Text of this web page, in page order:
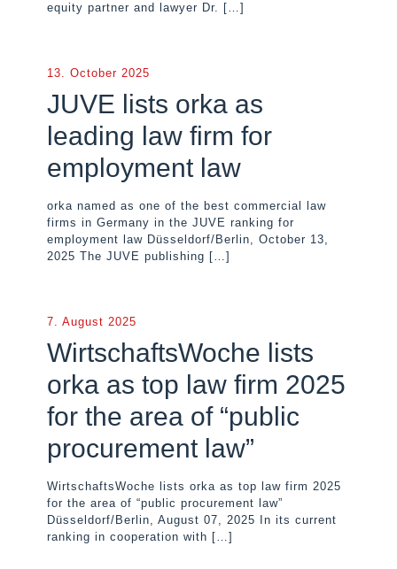
equity partner and lawyer Dr. […]
13. October 2025
JUVE lists orka as
leading law firm for
employment law
orka named as one of the best commercial law
firms in Germany in the JUVE ranking for
employment law Düsseldorf/Berlin, October 13,
2025 The JUVE publishing […]
7. August 2025
WirtschaftsWoche lists
orka as top law firm 2025
for the area of “public
procurement law”
WirtschaftsWoche lists orka as top law firm 2025
for the area of “public procurement law”
Düsseldorf/Berlin, August 07, 2025 In its current
ranking in cooperation with […]